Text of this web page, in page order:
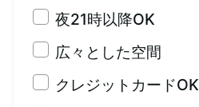
夜21時以降OK
広々とした空間
クレジットカードOK